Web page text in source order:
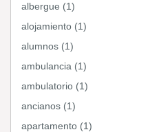
albergue (1)
alojamiento (1)
alumnos (1)
ambulancia (1)
ambulatorio (1)
ancianos (1)
apartamento (1)